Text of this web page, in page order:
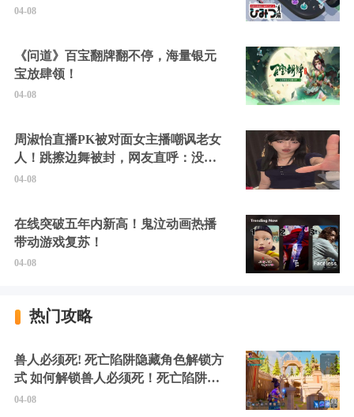
04-08
《问道》百宝翻牌翻不停，海量银元
宝放肆领！
04-08
周淑怡直播PK被对面女主播嘲讽老女
人！跳擦边舞被封，网友直呼：没边
硬擦封的好！
04-08
在线突破五年内新高！鬼泣动画热播
带动游戏复苏！
04-08
热门攻略
兽人必须死! 死亡陷阱隐藏角色解锁方
式 如何解锁兽人必须死！死亡陷阱中
的隐藏角色
04-08